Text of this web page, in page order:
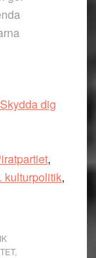
dig
,
kulturpolitik,
,